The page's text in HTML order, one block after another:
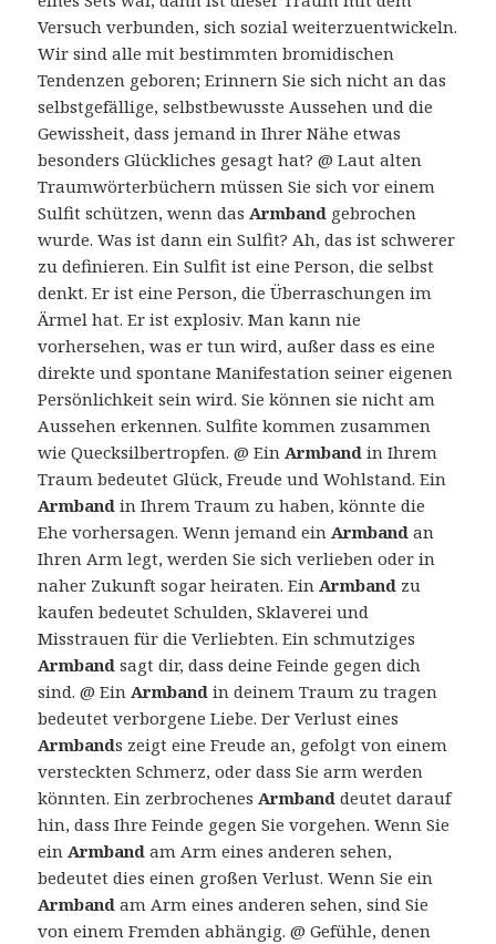
Versuch verbunden, sich sozial weiterzuentwickeln.
Wir sind alle mit bestimmten bromidischen
Tendenzen geboren; Erinnern Sie sich nicht an das
selbstgefällige, selbstbewusste Aussehen und die
Gewissheit, dass jemand in Ihrer Nähe etwas
besonders Glückliches gesagt hat? @ Laut alten
Traumwörterbüchern müssen Sie sich vor einem
Sulfit schützen, wenn dasArmband gebrochen
wurde. Was ist dann ein Sulfit? Ah, das ist schwerer
zu definieren. Ein Sulfit ist eine Person, die selbst
denkt. Er ist eine Person, die Überraschungen im
Ärmel hat. Er ist explosiv. Man kann nie
vorhersehen, was er tun wird, außer dass es eine
direkte und spontane Manifestation seiner eigenen
Persönlichkeit sein wird. Sie können sie nicht am
Aussehen erkennen. Sulfite kommen zusammen
wie Quecksilbertropfen. @ EinArmband in Ihrem
Traum bedeutet Glück, Freude und Wohlstand. Ein
Armband in Ihrem Traum zu haben, könnte die
Ehe vorhersagen. Wenn jemand einArmband an
Ihren Arm legt, werden Sie sich verlieben oder in
naher Zukunft sogar heiraten. EinArmband zu
kaufen bedeutet Schulden, Sklaverei und
Misstrauen für die Verliebten. Ein schmutziges
Armband sagt dir, dass deine Feinde gegen dich
sind. @ EinArmband in deinem Traum zu tragen
bedeutet verborgene Liebe. Der Verlust eines
Armbands zeigt eine Freude an, gefolgt von einem
versteckten Schmerz, oder dass Sie arm werden
könnten. Ein zerbrochenesArmband deutet darauf
hin, dass Ihre Feinde gegen Sie vorgehen. Wenn Sie
einArmband am Arm eines anderen sehen,
bedeutet dies einen großen Verlust. Wenn Sie ein
Armband am Arm eines anderen sehen, sind Sie
von einem Fremden abhängig. @ Gefühle, denen